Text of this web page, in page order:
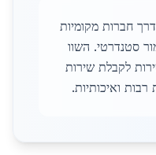
דרך חברות מקומיות
לגימור סטנדרטי. השוו
לקבלת שירות
ואיכותיות.